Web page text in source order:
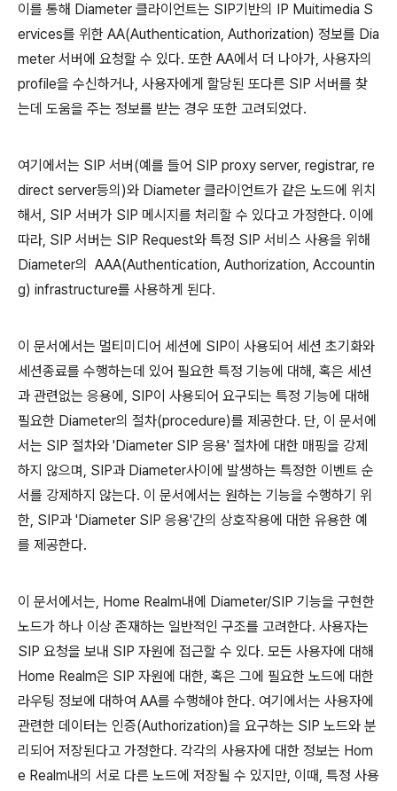
이를 통해 Diameter 클라이언트는 SIP기반의 IP Muitimedia S
ervices를 위한 AA(Authentication, Authorization) 정보를 Dia
meter 서버에 요청할 수 있다. 또한 AA에서 더 나아가, 사용자의
profile을 수신하거나, 사용자에게 할당된 또다른 SIP 서버를 찾
는데 도움을 주는 정보를 받는 경우 또한 고려되었다.
여기에서는 SIP 서버(예를 들어 SIP proxy server, registrar, re
direct server등의)와 Diameter 클라이언트가 같은 노드에 위치
해서, SIP 서버가 SIP 메시지를 처리할 수 있다고 가정한다. 이에
따라, SIP 서버는 SIP Request와 특정 SIP 서비스 사용을 위해
Diameter의 AAA(Authentication, Authorization, Accountin
g) infrastructure를 사용하게 된다.
이 문서에서는 멀티미디어 세션에 SIP이 사용되어 세션 초기화와
세션종료를 수행하는데 있어 필요한 특정 기능에 대해, 혹은 세션
과 관련없는 응용에, SIP이 사용되어 요구되는 특정 기능에 대해
필요한 Diameter의 절차(procedure)를 제공한다. 단, 이 문서에
서는 SIP 절차와 'Diameter SIP 응용' 절차에 대한 매핑을 강제
하지 않으며, SIP과 Diameter사이에 발생하는 특정한 이벤트 순
서를 강제하지 않는다. 이 문서에서는 원하는 기능을 수행하기 위
한, SIP과 'Diameter SIP 응용'간의 상호작용에 대한 유용한 예
를 제공한다.
이 문서에서는, Home Realm내에 Diameter/SIP 기능을 구현한
노드가 하나 이상 존재하는 일반적인 구조를 고려한다. 사용자는
SIP 요청을 보내 SIP 자원에 접근할 수 있다. 모든 사용자에 대해
Home Realm은 SIP 자원에 대한, 혹은 그에 필요한 노드에 대한
라우팅 정보에 대하여 AA를 수행해야 한다. 여기에서는 사용자에
관련한 데이터는 인증(Authorization)을 요구하는 SIP 노드와 분
리되어 저장된다고 가정한다. 각각의 사용자에 대한 정보는 Hom
e Realm내의 서로 다른 노드에 저장될 수 있지만, 이때, 특정 사용